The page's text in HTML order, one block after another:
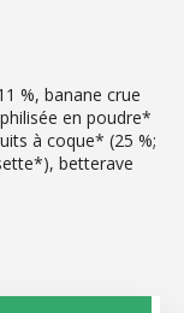
%, banane crue
en poudre*
à coque* (25 %;
betterave